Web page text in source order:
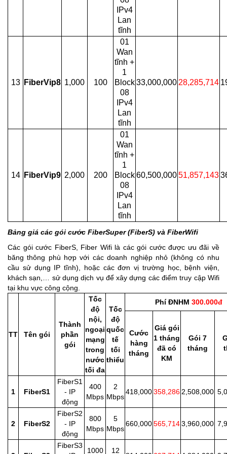
IPv4
Lan
tĩnh
13 FiberVip8 1,000 100
01
Wan
tĩnh +
1
Block
08
IPv4
Lan
tĩnh
33,000,000 28,285,714
14 FiberVip9 2,000 200
01
Wan
tĩnh +
1
Block
08
IPv4
Lan
tĩnh
60,500,00051,857,143
Bảng giá các gói cước FiberSuper (FiberS) và FiberWifi
Các gói cước FiberS, Fiber Wifi là các gói cước được ưu đãi về
băng thông phù hợp với các doanh nghiệp nhỏ (không có nhu
cầu sử dụng IP tĩnh), hoặc các đơn vị trường học, bệnh viện,
khách sạn,… sử dụng dịch vụ để xây dựng các điểm truy cập Wifi
tại khu vực công cộng.
TT Tên gói
Thành
phần
gói
Tốc
độ
nội,
ngoại
mạng
trong
nước
tối đa
Tốc
độ
quốc
tế
tối
thiểu
Phí ĐNHM 300.000đ
Cước
hàng
tháng
Giá gói
1 tháng
đã có
KM
Gói 7
tháng
1 FiberS1
FiberS1
- IP
động
400
Mbps
2
Mbps
418,000358,286 2,508,000
2 FiberS2
FiberS2
- IP
động
800
Mbps
5
Mbps
660,000565,7143,960,000
FiberS3
1000 12